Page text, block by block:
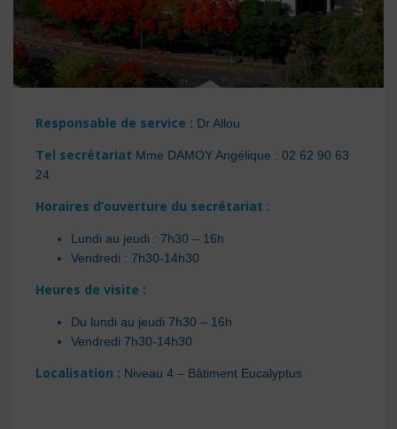
Responsable de service : Dr Allou
Tel secrétariat Mme DAMOY Angélique : 02 62 90 63
24
Horaires d’ouverture du secrétariat :
Lundi au jeudi : 7h30 – 16h
Vendredi : 7h30-14h30
Heures de visite :
Du lundi au jeudi 7h30 – 16h
Vendredi 7h30-14h30
Localisation : Niveau 4 – Bâtiment Eucalyptus